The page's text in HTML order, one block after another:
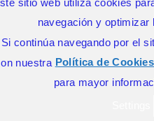
navegación y optimizar
Si continúa navegando por el
nuestra Política de Cookies
para mayor